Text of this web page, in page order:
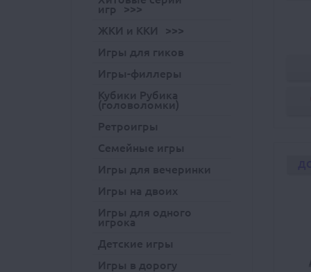
игр
ЖКИ и ККИ
Игры для гиков
Игры-филлеры
Кубики Рубика
(головоломки)
Ретроигры
Семейные игры
Игры для вечеринки
Игры на двоих
Игры для одного
игрока
Детские игры
Игры в дорогу